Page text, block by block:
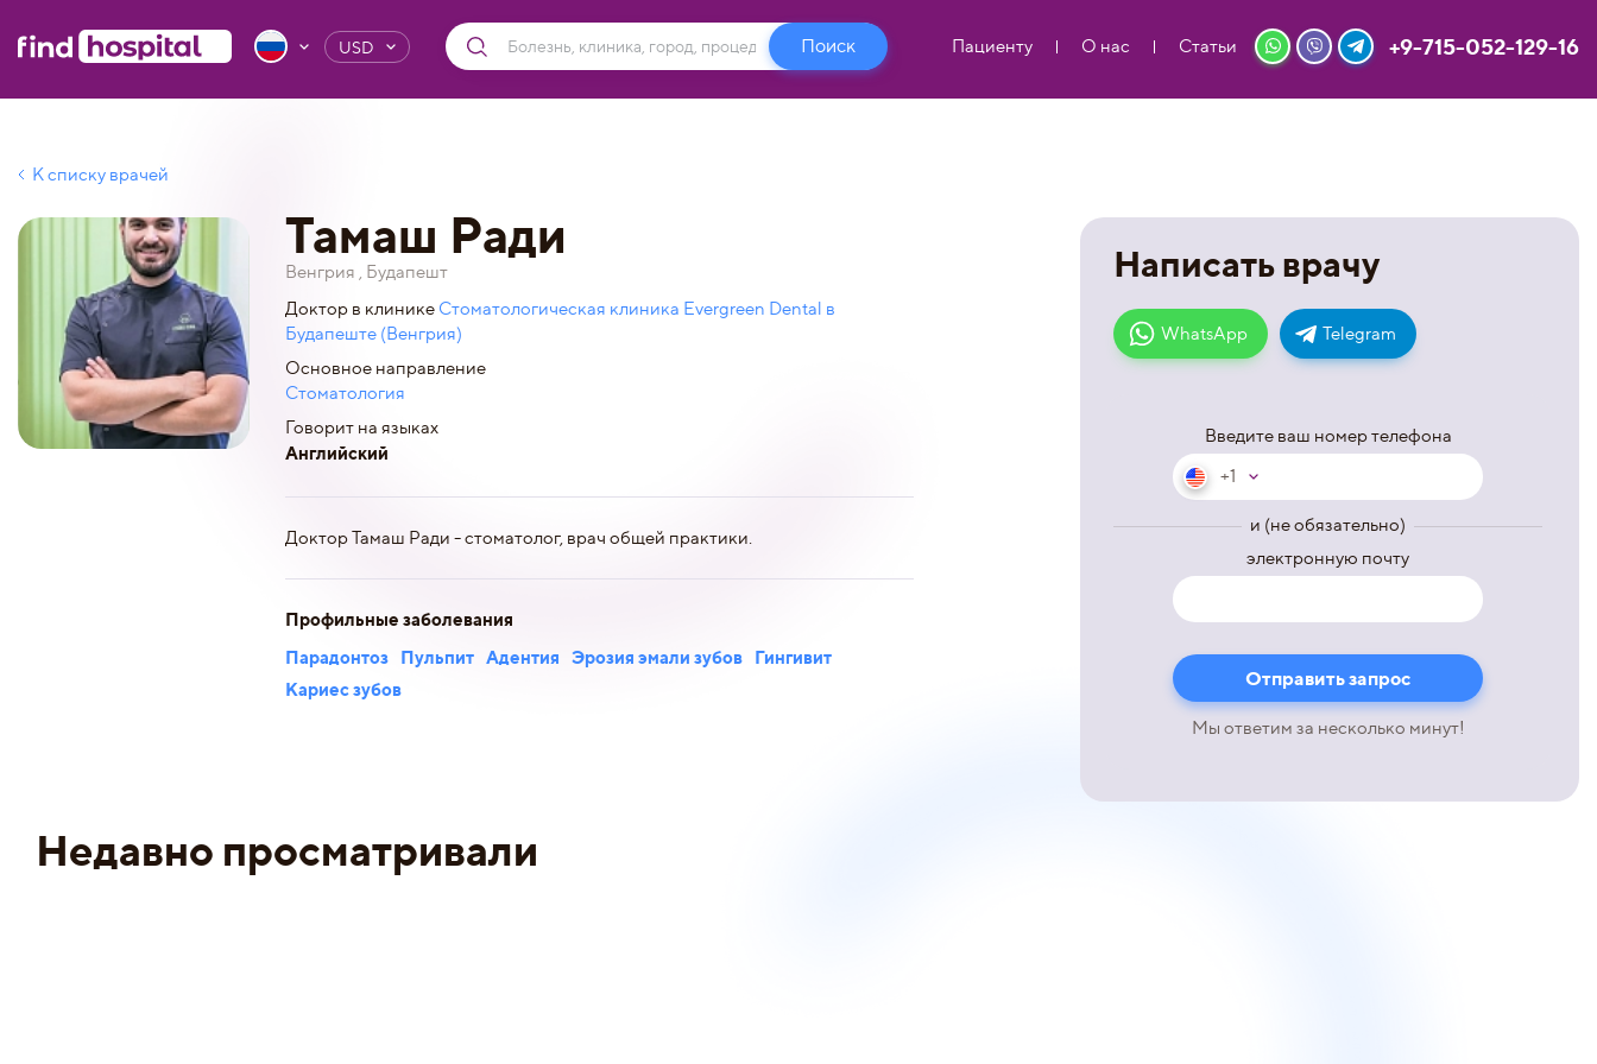
USD Пациенту О нас Статьи +9-715-052-129-16
К списку врачей
Написать врачу
WhatsApp Telegram
Введите ваш номер телефона
+1
и (не обязательно)
электронную почту
Мы ответим за несколько минут!
Тамаш Ради
Венгрия , Будапешт
Доктор в клинике Стоматологическая клиника Evergreen Dental в
Будапеште (Венгрия)
Основное направление
Стоматология
Говорит на языках
Английский
Доктор Тамаш Ради - стоматолог, врач общей практики.
Профильные заболевания
Парадонтоз Пульпит Адентия Эрозия эмали зубов Гингивит
Кариес зубов
Недавно просматривали